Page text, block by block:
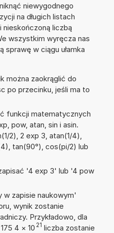
niewygodnego
na długich listach
nieskończoną liczbą
wszystkim wyręcza nas
sprawę w ciągu ułamka
można zaokrąglić do
po przecinku, jeśli ma to
funkcji matematycznych
pow, atan, sin i asin.
2), 2 exp 3, atan(1/4),
tan(90°), cos(pi/2) lub
'4 exp 3' lub '4 pow
zapisie naukowym'
wynik zostanie
Przykładowo, dla
4 × 10 21 liczba zostanie